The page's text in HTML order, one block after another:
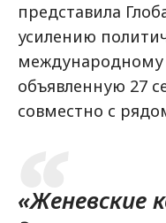
представила
усилению
международному
объявленную 27
совместно с
«Женевские